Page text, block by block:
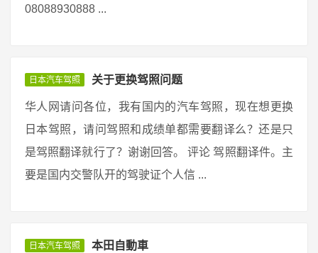
08088930888 ...
日本汽车驾照 关于更换驾照问题
华人网请问各位，我有国内的汽车驾照，现在想更换
日本驾照，请问驾照和成绩单都需要翻译么？还是只
是驾照翻译就行了？谢谢回答。 评论 驾照翻译件。主
要是国内交警队开的驾驶证个人信 ...
日本汽车驾照 本田自動車